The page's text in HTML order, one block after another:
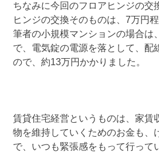
ちなみに今回のフロアヒンジの交
ヒンジの交換そのものは、7万円
筆者の小規模マンションの場合は
で、電気錠の電源を落として、配
ので、約13万円かかりました。
賃貸住宅経営というものは、家賃
物を維持していくためのお金も、
で、いつも緊張感をもって行って